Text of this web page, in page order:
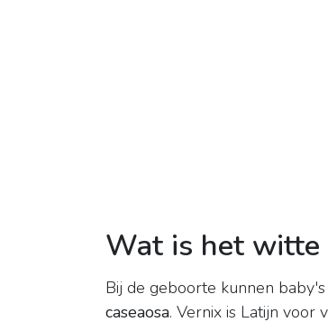
Wat is het witte
Bij de geboorte kunnen
caseaosa. Vernix is Latijn voor